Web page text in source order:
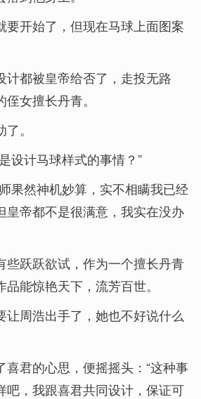
要开始了，但现在马球上面图案
计都被皇帝给否了，走投无路
女擅长丹青。
。
设计马球样式的事情？”
果然神机妙算，实不相瞒我已经
皇帝都不是很满意，我实在没办
些跃跃欲试，作为一个擅长丹青
能惊艳天下，流芳百世。
让周浩出手了，她也不好说什么
喜君的心思，便摇摇头：“这种事
吧，我跟喜君共同设计，保证可